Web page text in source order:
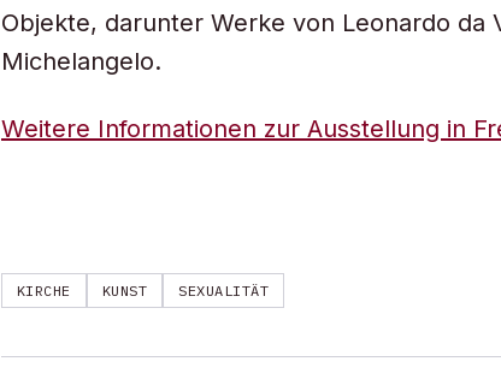
Objekte, darunter Werke von Leonardo da
Michelangelo.
Weitere Informationen zur Ausstellung in
KIRCHE KUNST SEXUALITÄT